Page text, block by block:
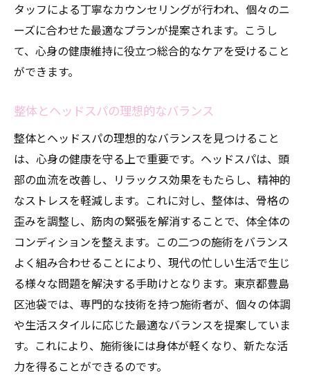
タッフによる丁寧なカウンセリングが行われ、個々のニ
ーズに合わせた最適なプランが提案されます。こうし
て、心身の健康維持に役立つ総合的なケアを受けること
ができます。
整体とヘッドスパの理想的なバランス
整体とヘッドスパの理想的なバランスを見つけること
は、心身の健康を守る上で重要です。ヘッドスパは、頭
部の血流を改善し、リラックス効果をもたらし、精神的
なストレスを軽減します。これに対し、整体は、骨格の
歪みを調整し、筋肉の緊張を解消することで、体全体の
コンディションを整えます。この二つの施術をバランス
よく組み合わせることにより、現代の忙しい生活で生じ
る様々な問題を解決する手助けとなります。東京都豊島
区池袋では、専門的な技術を持つ施術者が、個々の体調
や生活スタイルに応じた最適なバランスを提案していま
す。これにより、施術後には身体が軽くなり、新たな活
力を得ることができるのです。